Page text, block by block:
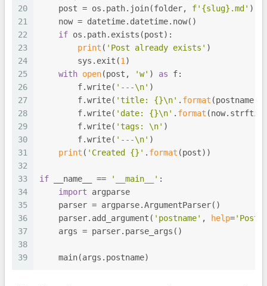
20
21
22
23
24
25
26
27
28
29
30
31
32
33
34
35
36
37
38
39
    post = os.path.join(folder,
f' {slug} .md' )
    now = datetime.datetime.now()
if os.path.exists(post):
print ( 'Post already exists' )
        sys.exit(
1 )
with open(post, 'w' ) as f:
        f.write(
'---\n' )
        f.write(
'title: {}\n' . format (postname))
        f.write(
'date: {}\n' . format
        f.write(
'tags: \n' )
        f.write(
'---\n' )
print ( 'Created {}' . format (post))
if __name__ == '__main__' :
import argparse
    parser = argparse.ArgumentParser()
    parser.add_argument(
'postname' , help='Post
    args = parser.parse_args()
    main(args.postname)